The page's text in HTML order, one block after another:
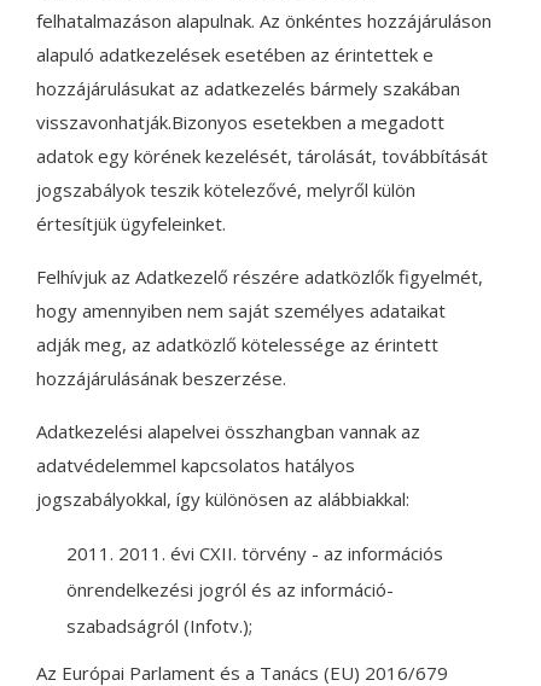
felhatalmazáson alapulnak. Az önkéntes hozzájáruláson
alapuló adatkezelések esetében az érintettek e
hozzájárulásukat az adatkezelés bármely szakában
visszavonhatják.Bizonyos esetekben a megadott
adatok egy körének kezelését, tárolását, továbbítását
jogszabályok teszik kötelezővé, melyről külön
értesítjük ügyfeleinket.
Felhívjuk az Adatkezelő részére adatközlők figyelmét,
hogy amennyiben nem saját személyes adataikat
adják meg, az adatközlő kötelessége az érintett
hozzájárulásának beszerzése.
Adatkezelési alapelvei összhangban vannak az
adatvédelemmel kapcsolatos hatályos
jogszabályokkal, így különösen az alábbiakkal:
2011. évi CXII. törvény - az információs
önrendelkezési jogról és az információ-
szabadságról (Infotv.);
Az Európai Parlament és a Tanács (EU) 2016/679